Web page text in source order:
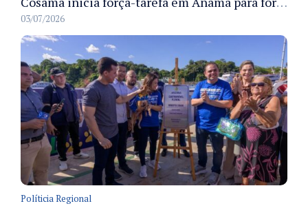
03/07/2026
Políticia Regional